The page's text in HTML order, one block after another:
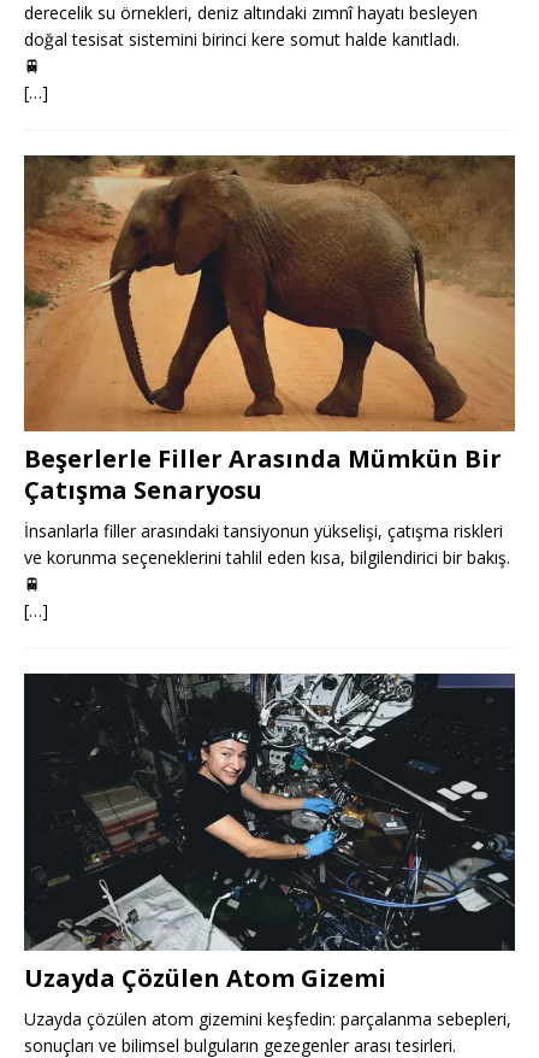
derecelik su örnekleri, deniz altındaki zımnî hayatı besleyen
doğal tesisat sistemini birinci kere somut halde kanıtladı.
🚆
[…]
Beşerlerle Filler Arasında Mümkün Bir
Çatışma Senaryosu
İnsanlarla filler arasındaki tansiyonun yükselişi, çatışma riskleri
ve korunma seçeneklerini tahlil eden kısa, bilgilendirici bir bakış.
🚆
[…]
Uzayda Çözülen Atom Gizemi
Uzayda çözülen atom gizemini keşfedin: parçalanma sebepleri,
sonuçları ve bilimsel bulguların gezegenler arası tesirleri.